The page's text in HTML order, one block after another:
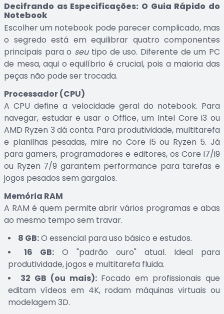
Decifrando as Especificações: O Guia Rápido do
Notebook
Escolher um notebook pode parecer complicado, mas
o segredo está em equilibrar quatro componentes
principais para o seutipo de uso. Diferente de um PC
de mesa, aqui o equilíbrio é crucial, pois a maioria das
peças não pode ser trocada.
Processador (CPU)
A CPU define a velocidade geral do notebook. Para
navegar, estudar e usar o Office, um Intel Core i3 ou
AMD Ryzen 3 dá conta. Para produtividade, multitarefa
e planilhas pesadas, mire no Core i5 ou Ryzen 5. Já
para gamers, programadores e editores, os Core i7/i9
ou Ryzen 7/9 garantem performance para tarefas e
jogos pesados sem gargalos.
Memória RAM
A RAM é quem permite abrir vários programas e abas
ao mesmo tempo sem travar.
8 GB:O essencial para uso básico e estudos.
16 GB: O "padrão ouro" atual. Ideal para
produtividade, jogos e multitarefa fluida.
32 GB (ou mais):Focado em profissionais que
editam vídeos em 4K, rodam máquinas virtuais ou
modelagem 3D.